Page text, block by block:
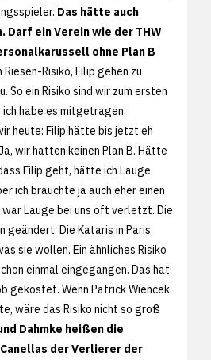
Das hätte auch
Darf ein Verein wie der THW
ohne Plan B
Riesen-Risiko, Filip gehen zu
So ein Risiko sind wir zum ersten
habe es mitgetragen.
heute: Filip hätte bis jetzt eh
wir hatten keinen Plan B. Hätte
Filip geht, hätte ich Lauge
ich brauchte ja auch eher einen
Lauge bei uns oft verletzt. Die
geändert. Die Kataris in Paris
sie wollen. Ein ähnliches Risiko
einmal eingegangen. Das hat
gekostet. Wenn Patrick Wiencek
wäre das Risiko nicht so groß
Dahmke heißen die
der Verlierer der